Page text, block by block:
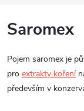
Saromex
Pojem saromex je
pro extrakty koření
především v